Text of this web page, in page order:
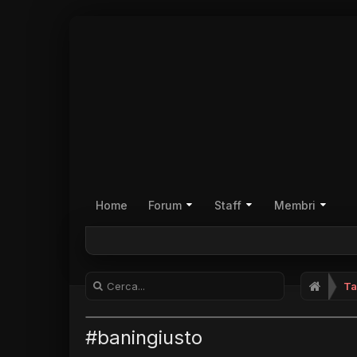
Home Forum Staff Membri
#baningiusto